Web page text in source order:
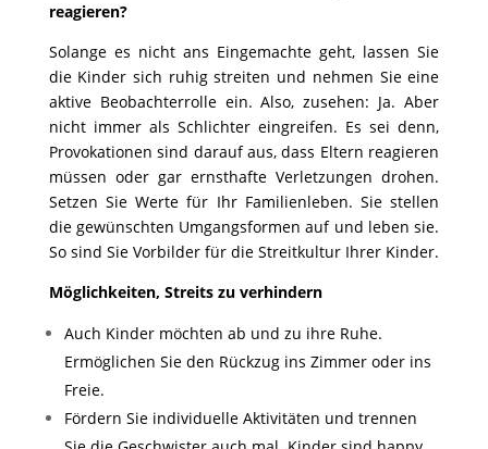
reagieren?
Solange es nicht ans Eingemachte geht, lassen Sie
die Kinder sich ruhig streiten und nehmen Sie eine
aktive Beobachterrolle ein. Also, zusehen: Ja. Aber
nicht immer als Schlichter eingreifen. Es sei denn,
Provokationen sind darauf aus, dass Eltern reagieren
müssen oder gar ernsthafte Verletzungen drohen.
Setzen Sie Werte für Ihr Familienleben. Sie stellen
die gewünschten Umgangsformen auf und leben sie.
So sind Sie Vorbilder für die Streitkultur Ihrer Kinder.
Möglichkeiten, Streits zu verhindern
Auch Kinder möchten ab und zu ihre Ruhe.
Ermöglichen Sie den Rückzug ins Zimmer oder ins
Freie.
Fördern Sie individuelle Aktivitäten und trennen